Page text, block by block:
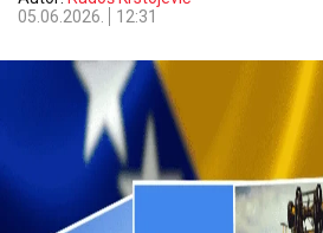
05.06.2026.
12:31